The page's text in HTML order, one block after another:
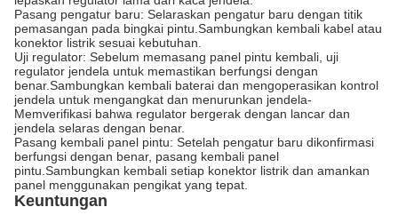
Pasang pengatur baru: Selaraskan pengatur baru dengan titik
pemasangan pada bingkai pintu.Sambungkan kembali kabel atau
konektor listrik sesuai kebutuhan.
Uji regulator: Sebelum memasang panel pintu kembali, uji
regulator jendela untuk memastikan berfungsi dengan
benar.Sambungkan kembali baterai dan mengoperasikan kontrol
jendela untuk mengangkat dan menurunkan jendela-
Memverifikasi bahwa regulator bergerak dengan lancar dan
jendela selaras dengan benar.
Pasang kembali panel pintu: Setelah pengatur baru dikonfirmasi
berfungsi dengan benar, pasang kembali panel
pintu.Sambungkan kembali setiap konektor listrik dan amankan
panel menggunakan pengikat yang tepat.
Keuntungan